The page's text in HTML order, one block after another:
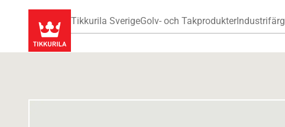
Tikkurila SverigeGolv- och TakprodukterIndustrifärg